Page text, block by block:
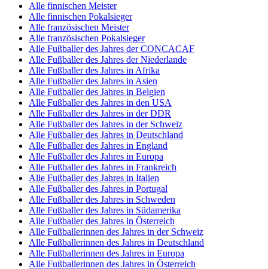
Alle finnischen Meister
Alle finnischen Pokalsieger
Alle französischen Meister
Alle französischen Pokalsieger
Alle Fußballer des Jahres der CONCACAF
Alle Fußballer des Jahres der Niederlande
Alle Fußballer des Jahres in Afrika
Alle Fußballer des Jahres in Asien
Alle Fußballer des Jahres in Belgien
Alle Fußballer des Jahres in den USA
Alle Fußballer des Jahres in der DDR
Alle Fußballer des Jahres in der Schweiz
Alle Fußballer des Jahres in Deutschland
Alle Fußballer des Jahres in England
Alle Fußballer des Jahres in Europa
Alle Fußballer des Jahres in Frankreich
Alle Fußballer des Jahres in Italien
Alle Fußballer des Jahres in Portugal
Alle Fußballer des Jahres in Schweden
Alle Fußballer des Jahres in Südamerika
Alle Fußballer des Jahres in Österreich
Alle Fußballerinnen des Jahres in der Schweiz
Alle Fußballerinnen des Jahres in Deutschland
Alle Fußballerinnen des Jahres in Europa
Alle Fußballerinnen des Jahres in Österreich